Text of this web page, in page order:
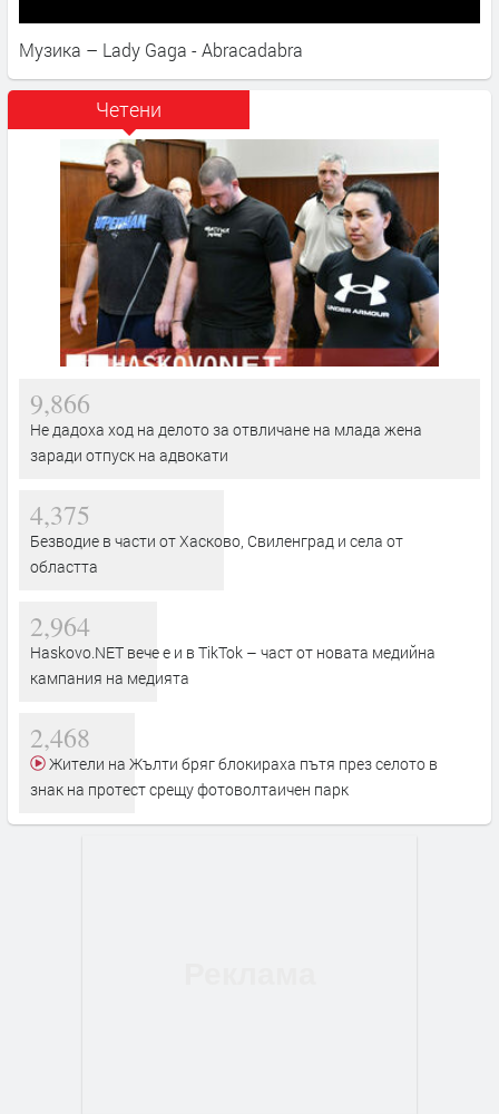
Музика – Lady Gaga - Abracadabra
Четени
9,866
Не дадоха ход на делото за отвличане на млада жена
заради отпуск на адвокати
4,375
Безводие в части от Хасково, Свиленград и села от
областта
2,964
Haskovo.NET вече е и в TikTok – част от новата медийна
кампания на медията
2,468
знак на протест срещу фотоволтаичен парк